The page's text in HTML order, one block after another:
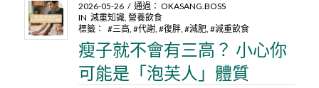
2026-05-26 / 通過： OKASANG.BOSS
IN 減重知識, 營養飲食
標籤：
#三高, #代謝, #復胖, #減肥, #減重飲食
瘦子就不會有三高？ 小心你
可能是「泡芙人」體質